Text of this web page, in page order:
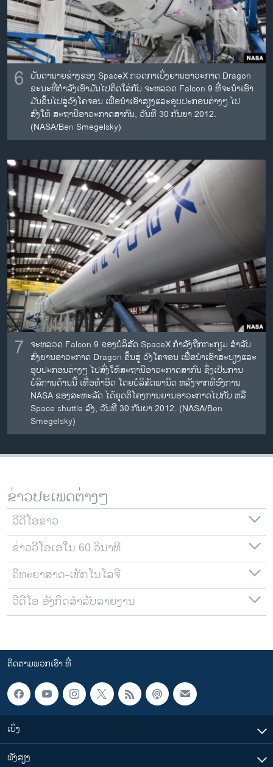
6 ບັນດານາຍຊ່າງຂອງ SpaceX ກວດກາເບິ່ງຍານອາວະກາດ Dragon
ຂະນະທີ່ກໍາລັງເອົາມັນໄປຕິດໃສ່ກັບ ຈະຫລວດ Falcon 9 ທີ່ຈະນໍາເອົາ
ມັນຂຶ້ນໄປສູ່ວົງໂຄຈອນ ເພື່ອນໍາເອົາສຽງແລະອຸບປະກອນຕ່າງໆ ໄປ
ສົ່ງໃຫ້ ສະຖານີອາວະກາດສາກົນ, ວັນທີ 30 ກັນຍາ 2012.
(NASA/Ben Smegelsky)
7 ຈະຫລວດ Falcon 9 ຂອງບໍລິສັດ SpaceX ກໍາລັງຖືກກະກຽມ ສໍາລັບ
ສົ່ງຍານອາວະກາດ Dragon ຂຶ້ນສູ່ ວົງໂຄຈອນ ເພື່ອນໍາເອົາສະບຽງແລະ
ອຸບປະກອນຕ່າງໆ ໄປສົ່ງໃຫ້ສະຖານີອາວະກາດສາກົນ ຊຶ່ງເປັນການ
ບໍລິການດ້ານນີ້ ເທື່ອທໍາອິດ ໂດຍບໍລິສັດພານິດ ຫລັງຈາກທີ່ອົງການ
NASA ຂອງສະຫະລັດ ໄດ້ຍຸດຕິໂຄງການຍານອາວະກາດໄປກັບ ຫລື
Space shuttle ລົງ, ວັນທີ 30 ກັນຍາ 2012. (NASA/Ben
Smegelsky)
ຂ່າວປະເພດຕ່າງໆ
ວີດີໂອຂ່າວ
ຂ່າວວີໂອເອໃນ 60 ວິນາທີ
ວິທະຍາສາດ-ເທັກໂນໂລຈີ
ວີດີໂອ ອັງກິດສຳລັບລາຍງານ
ຕິດຕາມພວກເຮົາ ທີ່
ເບິ່ງ
ຟັງສຽງ